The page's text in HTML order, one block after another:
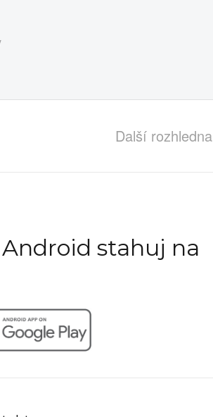
Další rozhledna
stahuj na